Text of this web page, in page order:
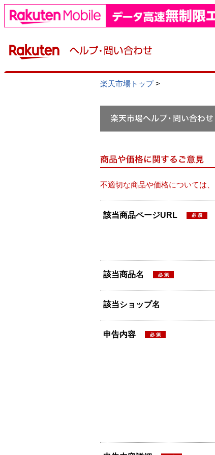
楽天市場トップ>
不適切な商品や価格については
該当商品ページURL
該当商品名
該当ショップ名
申告内容